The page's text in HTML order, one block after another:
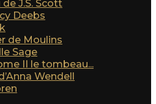
J.S. Scott
Deebs
de Moulins
Sage
II le tombeau...
Wendell